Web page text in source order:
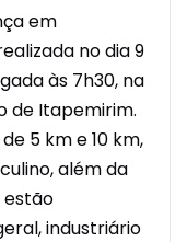
em
no dia 9
às 7h30, na
de Itapemirim.
5 km e 10 km,
além da
estão
industriário